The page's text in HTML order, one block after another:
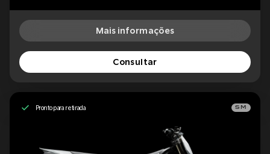
Mais informações
Consultar
Pronto para retirada SM